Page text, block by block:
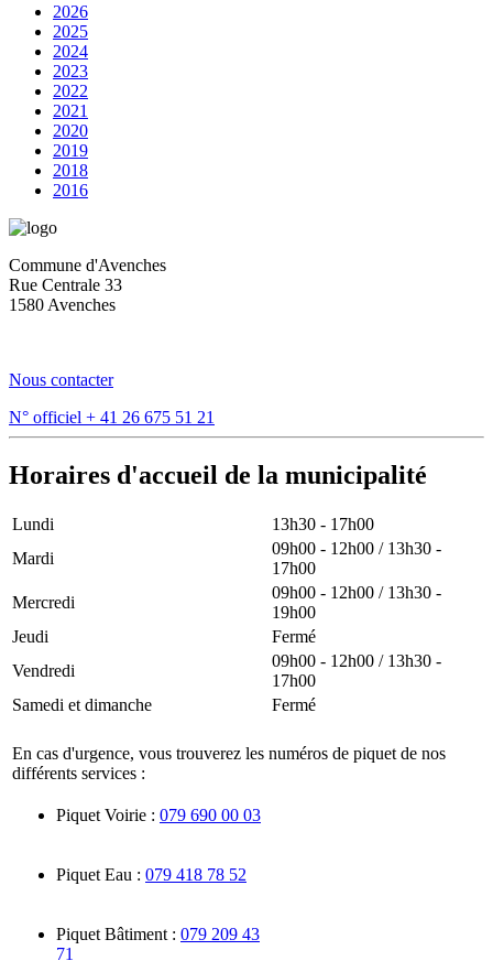
2026
2025
2024
2023
2022
2021
2020
2019
2018
2016
Commune d'Avenches
Rue Centrale 33
1580 Avenches
Nous contacter
N° officiel + 41 26 675 51 21
Horaires d'accueil de la municipalité
Lundi
13h30 - 17h00
Mardi
09h00 - 12h00 / 13h30 -
17h00
Mercredi
09h00 - 12h00 / 13h30 -
19h00
Jeudi
Fermé
Vendredi
09h00 - 12h00 / 13h30 -
17h00
Samedi et dimanche
Fermé
En cas d'urgence, vous trouverez les numéros de piquet de nos
différents services :
Piquet Voirie : 079 690 00 03
Piquet Eau : 079 418 78 52
Piquet Bâtiment : 079 209 43
71